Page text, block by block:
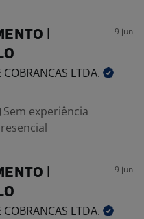
|
9 jun
COBRANCAS LTDA.
Sem experiência
|
9 jun
COBRANCAS LTDA.